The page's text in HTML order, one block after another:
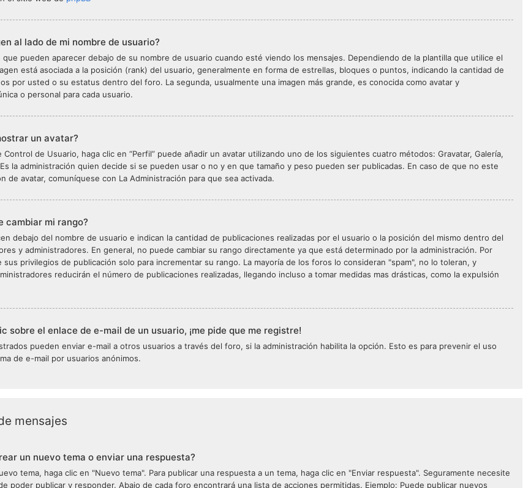
al lado de mi nombre de usuario?
que pueden aparecer debajo de su nombre de usuario cuando esté viendo los mensajes. Dependiendo de la plantilla que utilice el
está asociada a la posición (rank) del usuario, generalmente en forma de estrellas, bloques o puntos, indicando la cantidad de
por usted o su estatus dentro del foro. La segunda, usualmente una imagen más grande, es conocida como avatar y
o personal para cada usuario.
un avatar?
Control de Usuario, haga clic en “Perfil” puede añadir un avatar utilizando uno de los siguientes cuatro métodos: Gravatar, Galería,
la administración quien decide si se pueden usar o no y en que tamaño y peso pueden ser publicadas. En caso de que no este
de avatar, comuníquese con La Administración para que sea activada.
cambiar mi rango?
debajo del nombre de usuario e indican la cantidad de publicaciones realizadas por el usuario o la posición del mismo dentro del
y administradores. En general, no puede cambiar su rango directamente ya que está determinado por la administración. Por
sus privilegios de publicación solo para incrementar su rango. La mayoría de los foros lo consideran "spam", no lo toleran, y
reducirán el número de publicaciones realizadas, llegando incluso a tomar medidas mas drásticas, como la expulsión
sobre el enlace de e-mail de un usuario, ¡me pide que me registre!
pueden enviar e-mail a otros usuarios a través del foro, si la administración habilita la opción. Esto es para prevenir el uso
de e-mail por usuarios anónimos.
mensajes
un nuevo tema o enviar una respuesta?
tema, haga clic en "Nuevo tema". Para publicar una respuesta a un tema, haga clic en "Enviar respuesta". Seguramente necesite
poder publicar y responder. Abajo de cada foro encontrará una lista de acciones permitidas. Ejemplo: Puede publicar nuevos